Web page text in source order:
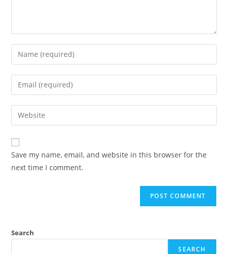
Save my name, email, and website in this browser for the
next time I comment.
Search
SEARCH